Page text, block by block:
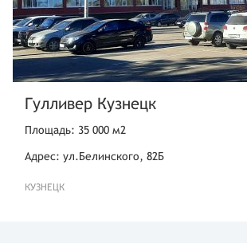
Гулливер Кузнецк
Площадь: 35 000 м2
Адрес: ул.Белинского, 82Б
КУЗНЕЦК